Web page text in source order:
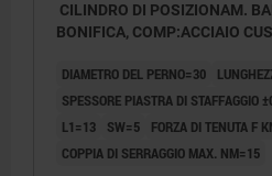
CILINDRO DI POSIZIONAM.
BONIFICA, COMP:ACCIAIO
DIAMETRO DEL PERNO=30
SPESSORE PIASTRA DI STAFFAGGIO
L1=13
SW=5
FORZA DI TENUTA F
COPPIA DI SERRAGGIO MAX. NM=15